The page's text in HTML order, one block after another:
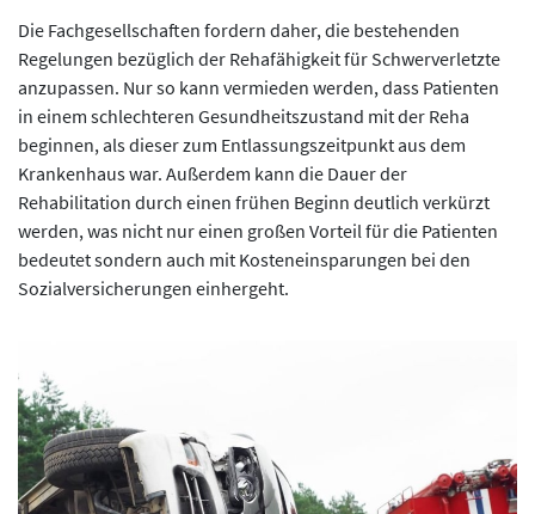
Die Fachgesellschaften fordern daher, die bestehenden
Regelungen bezüglich der Rehafähigkeit für Schwerverletzte
anzupassen. Nur so kann vermieden werden, dass Patienten
in einem schlechteren Gesundheitszustand mit der Reha
beginnen, als dieser zum Entlassungszeitpunkt aus dem
Krankenhaus war. Außerdem kann die Dauer der
Rehabilitation durch einen frühen Beginn deutlich verkürzt
werden, was nicht nur einen großen Vorteil für die Patienten
bedeutet sondern auch mit Kosteneinsparungen bei den
Sozialversicherungen einhergeht.